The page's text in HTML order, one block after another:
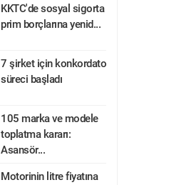
KKTC'de sosyal sigorta
prim borçlarına yenid...
7 şirket için konkordato
süreci başladı
105 marka ve modele
toplatma kararı:
Asansör...
Motorinin litre fiyatına